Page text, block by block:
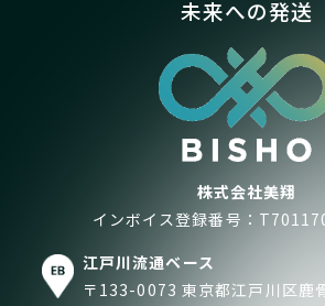
未来への発送
株式会社美翔
インボイス登録番号：
江戸川流通ベース
〒133-0073 東京都江戸川区鹿